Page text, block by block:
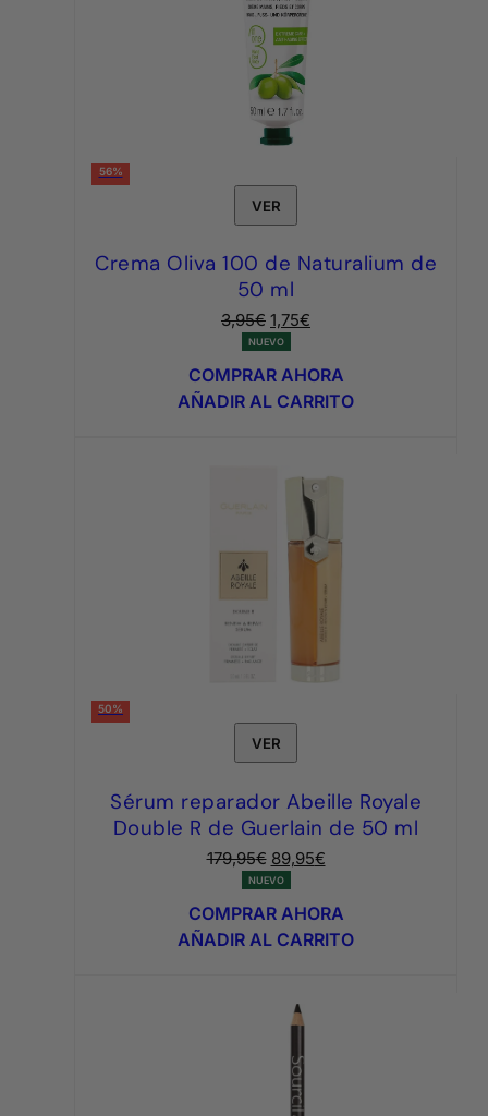
56%
VER
Crema Oliva 100 de Naturalium de
50 ml
3,95€ El
precio
original
era:
1,75€
actual
es:
NUEVO
COMPRAR AHORA
AÑADIR AL CARRITO
50%
VER
Sérum reparador Abeille Royale
Double R de Guerlain de 50 ml
179,95€ El
precio
original
era:
179,95€.
89,95€El
actual
es:
89,95€.
NUEVO
COMPRAR AHORA
AÑADIR AL CARRITO